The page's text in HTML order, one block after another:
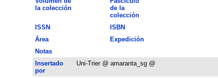
la colección
de la
colección
ISSN
ISBN
Área
Expedición
Notas
Insertado
por
Uni-Trier @ amaranta_sg @